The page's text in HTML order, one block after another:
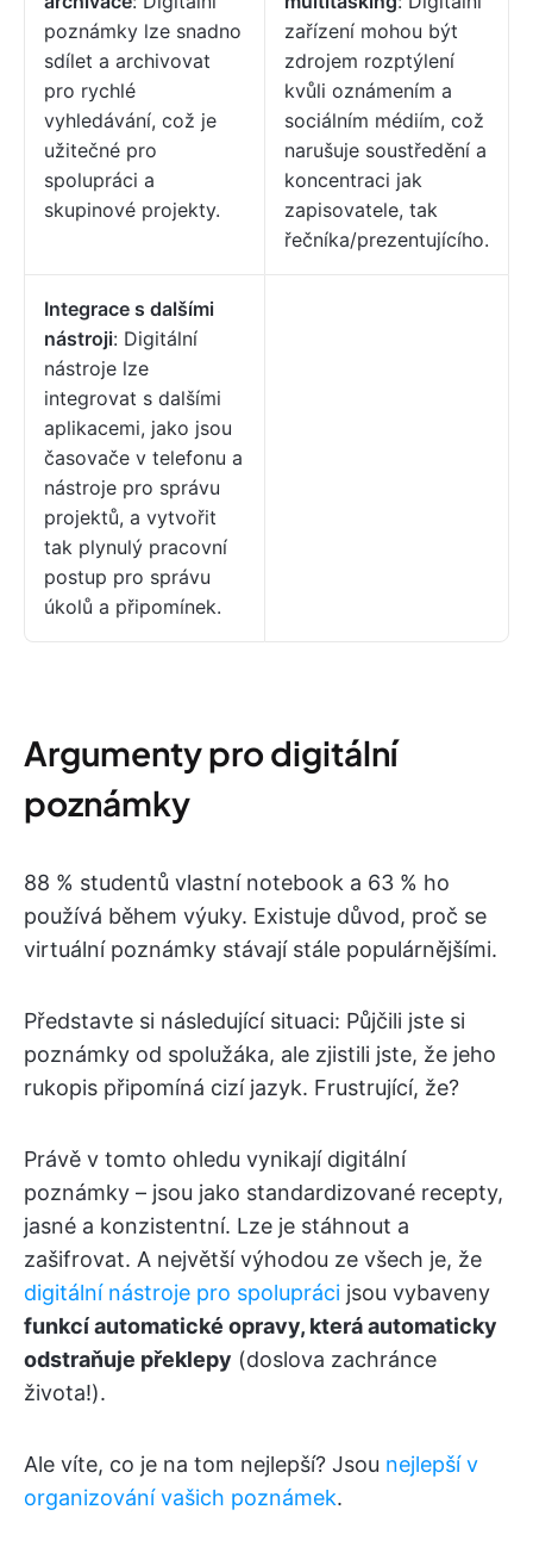
poznámky lze snadno
sdílet a archivovat
pro rychlé
vyhledávání, což je
užitečné pro
spolupráci a
skupinové projekty.
zařízení mohou být
zdrojem rozptýlení
kvůli oznámením a
sociálním médiím, což
narušuje soustředění a
koncentraci jak
zapisovatele, tak
řečníka/prezentujícího.
Integrace s dalšími
nástroji: Digitální
nástroje lze
integrovat s dalšími
aplikacemi, jako jsou
časovače v telefonu a
nástroje pro správu
projektů, a vytvořit
tak plynulý pracovní
postup pro správu
úkolů a připomínek.
Argumenty pro digitální
poznámky
88 % studentů vlastní notebook a 63 % ho
používá během výuky. Existuje důvod, proč se
virtuální poznámky stávají stále populárnějšími.
Představte si následující situaci: Půjčili jste si
poznámky od spolužáka, ale zjistili jste, že jeho
rukopis připomíná cizí jazyk. Frustrující, že?
Právě v tomto ohledu vynikají digitální
poznámky – jsou jako standardizované recepty,
jasné a konzistentní. Lze je stáhnout a
zašifrovat. A největší výhodou ze všech je, že
digitální nástroje pro spolupráci jsou vybaveny
funkcí automatické opravy, která automaticky
odstraňuje překlepy (doslova zachránce
života!).
Ale víte, co je na tom nejlepší? Jsou nejlepší v
organizování vašich poznámek.